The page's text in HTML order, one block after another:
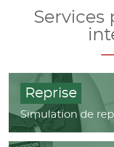
Services
Reprise
Simulation de